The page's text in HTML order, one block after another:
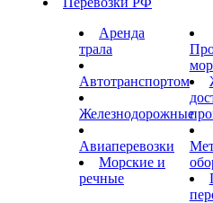
Аренда
трала
Автотранспортом
Железнодорожные
Авиаперевозки
Морские и
речные